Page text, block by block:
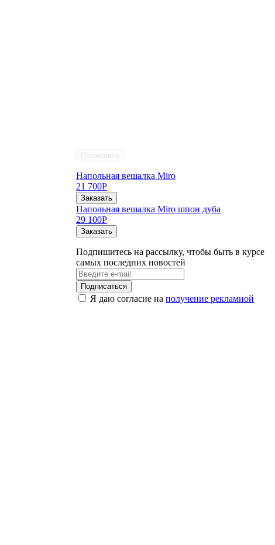
Напольная вешалка Miro
21 700Р
Заказать
Напольная вешалка Miro шпон дуба
29 100Р
Заказать
Подпишитесь на рассылку, чтобы быть в курсе
самых последних новостей
Я даю согласие на получение рекламной